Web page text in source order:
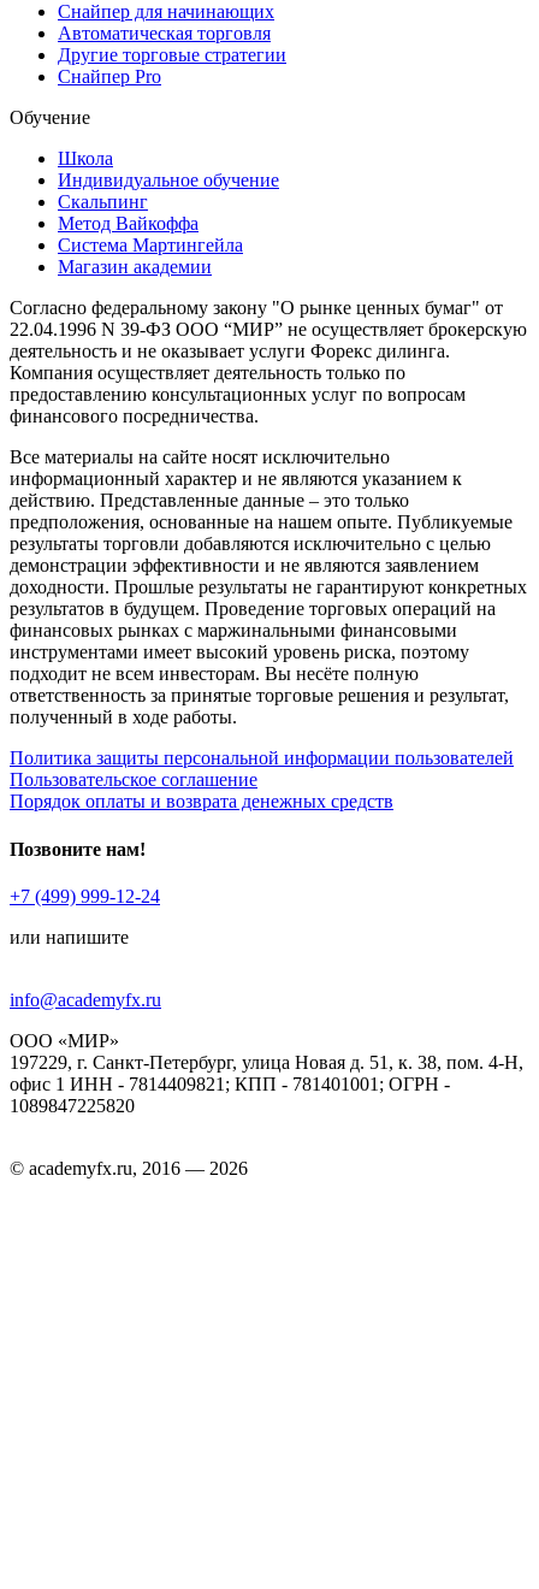
Снайпер для начинающих
Автоматическая торговля
Другие торговые стратегии
Снайпер Pro
Обучение
Школа
Индивидуальное обучение
Скальпинг
Метод Вайкоффа
Система Мартингейла
Магазин академии
Согласно федеральному закону "О рынке ценных бумаг" от
22.04.1996 N 39-ФЗ ООО “МИР” не осуществляет брокерскую
деятельность и не оказывает услуги Форекс дилинга.
Компания осуществляет деятельность только по
предоставлению консультационных услуг по вопросам
финансового посредничества.
Все материалы на сайте носят исключительно
информационный характер и не являются указанием к
действию. Представленные данные – это только
предположения, основанные на нашем опыте. Публикуемые
результаты торговли добавляются исключительно с целью
демонстрации эффективности и не являются заявлением
доходности. Прошлые результаты не гарантируют конкретных
результатов в будущем. Проведение торговых операций на
финансовых рынках с маржинальными финансовыми
инструментами имеет высокий уровень риска, поэтому
подходит не всем инвесторам. Вы несёте полную
ответственность за принятые торговые решения и результат,
полученный в ходе работы.
Политика защиты персональной информации пользователей
Пользовательское соглашение
Порядок оплаты и возврата денежных средств
Позвоните нам!
+7 (499) 999-12-24
или напишите
info@academyfx.ru
ООО «МИР»
197229, г. Санкт-Петербург, улица Новая д. 51, к. 38, пом. 4-Н,
офис 1 ИНН - 7814409821; КПП - 781401001; ОГРН -
1089847225820
© academyfx.ru, 2016 — 2026